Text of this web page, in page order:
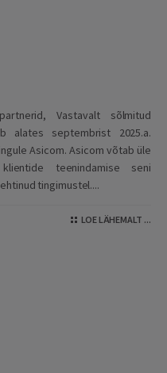
Vastavalt sõlmitud
alates septembrist 2025.a.
Asicom. Asicom võtab üle
teenindamise seni
tingimustel....
LOE LÄHEMALT ...